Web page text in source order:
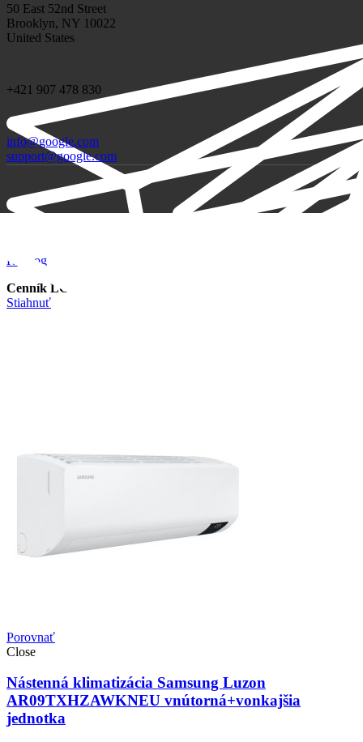
50 East 52nd Street
Brooklyn, NY 10022
United States
+421 907 478 830
info@google.com
support@google.com
Katalóg
Cenník LG
Stiahnuť
Porovnať
Close
Nástenná klimatizácia Samsung Luzon
AR09TXHZAWKNEU vnútorná+vonkajšia
jednotka